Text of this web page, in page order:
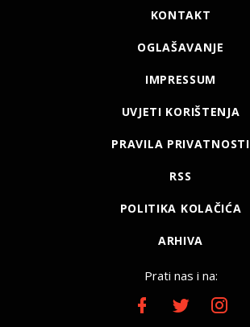
KONTAKT
OGLAŠAVANJE
IMPRESSUM
UVJETI KORIŠTENJA
PRAVILA PRIVATNOSTI
RSS
POLITIKA KOLAČIĆA
ARHIVA
Prati nas i na: